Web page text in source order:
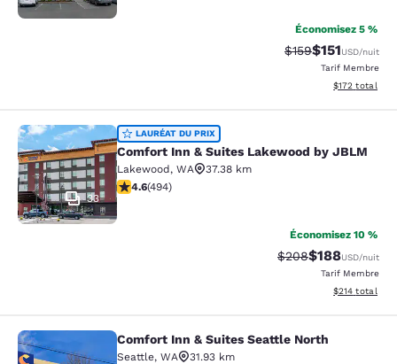
Économisez 5 %
Tarif barré :
$159Tarif réduit :
$151USD/nuit
Tarif Membre
Afficher les
$172 total
Comfort Inn & Suites Lakewood by
33
LAURÉAT DU PRIX
Comfort Inn & Suites Lakewood by JBLM
Lakewood, WA
37.38 km
4.61 étoiles. Exceptionnel. 494 commentaires
4.6(494)
Économisez 10 %
Tarif barré :
$208Tarif réduit :
$188USD/nuit
Tarif Membre
Afficher les
$214 total
Comfort Inn & Suites Seattle North
Comfort Inn & Suites Seattle North
Seattle, WA
31.93 km